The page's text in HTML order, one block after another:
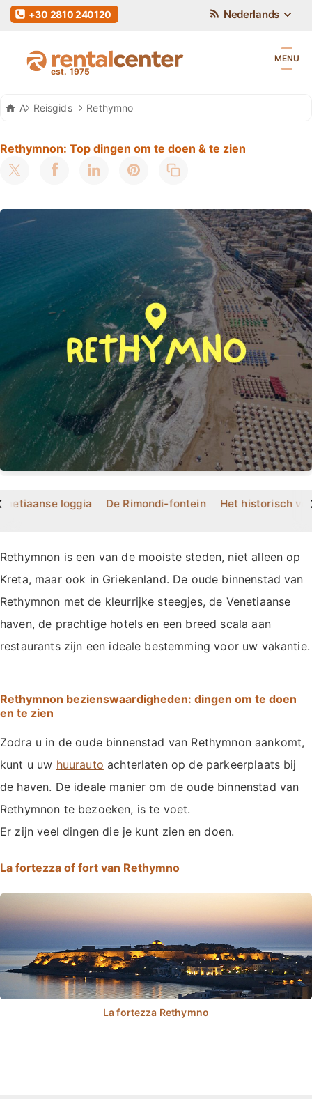
Auto Huren Kreta
Reisgids Rethymno
Rethymnon: Top dingen om te doen & te zien
loggia De Rimondi-fontein Het historisch
Rethymnon is een van de mooiste steden, niet alleen op
Kreta, maar ook in Griekenland. De oude binnenstad van
Rethymnon met de kleurrijke steegjes, de Venetiaanse
haven, de prachtige hotels en een breed scala aan
restaurants zijn een ideale bestemming voor uw vakantie.
Rethymnon bezienswaardigheden: dingen om te doen
en te zien
Zodra u in de oude binnenstad van Rethymnon aankomt,
kunt u uw huurauto achterlaten op de parkeerplaats bij
de haven. De ideale manier om de oude binnenstad van
Rethymnon te bezoeken, is te voet.
Er zijn veel dingen die je kunt zien en doen.
La fortezza of fort van Rethymno
Nederlands
+30 2810 240120
MENU